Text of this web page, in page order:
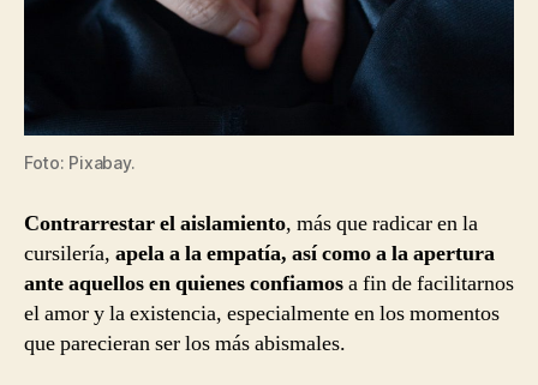
Foto: Pixabay.
Contrarrestar el aislamiento, más que radicar en la
cursilería, apela a la empatía, así como a la apertura
ante aquellos en quienes confiamosa fin de facilitarnos
el amor y la existencia, especialmente en los momentos
que parecieran ser los más abismales.